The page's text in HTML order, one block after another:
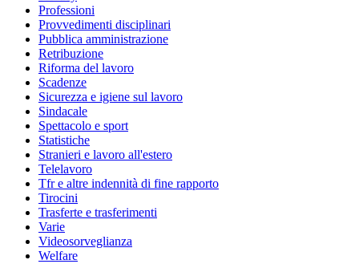
Professioni
Provvedimenti disciplinari
Pubblica amministrazione
Retribuzione
Riforma del lavoro
Scadenze
Sicurezza e igiene sul lavoro
Sindacale
Spettacolo e sport
Statistiche
Stranieri e lavoro all'estero
Telelavoro
Tfr e altre indennità di fine rapporto
Tirocini
Trasferte e trasferimenti
Varie
Videosorveglianza
Welfare